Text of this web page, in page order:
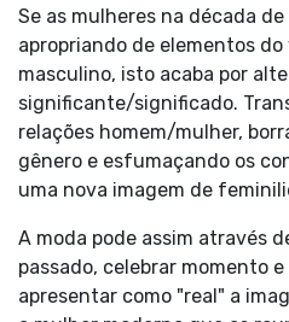
Se as mulheres na década
apropriando de elementos
masculino, isto acaba por
significante/significado.
relações homem/mulher,
gênero e esfumaçando os
uma nova imagem de
A moda pode assim através
passado, celebrar momento
apresentar como "real" a